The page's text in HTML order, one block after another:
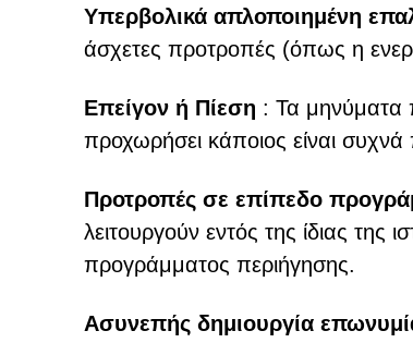
Υπερβολικά απλοποιημένη
άσχετες προτροπές (όπως η
Επείγον ή Πίεση : Τα μηνύματα
προχωρήσει κάποιος είναι
Προτροπές σε επίπεδο
λειτουργούν εντός της ίδιας
προγράμματος περιήγησης.
Ασυνεπής δημιουργία